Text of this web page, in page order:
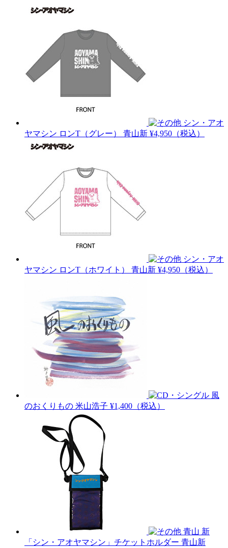
シン・アオ
ヤマシン ロンT（グレー） 青山新 ¥4,950（税込）
シン・アオ
ヤマシン ロンT（ホワイト） 青山新 ¥4,950（税込）
風
のおくりもの 米山浩子 ¥1,400（税込）
青山 新
「シン・アオヤマシン」チケットホルダー 青山新